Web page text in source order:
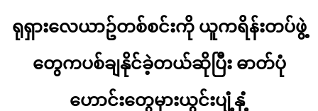
ရုရှားလေယာဥ်တစ်စင်းကို ယူကရိန်းတပ်ဖွဲ့
တွေကပစ်ချနိုင်ခဲ့တယ်ဆိုပြီး ဓာတ်ပုံ
ဟောင်းတွေမှားယွင်းပျံ့နှံ့